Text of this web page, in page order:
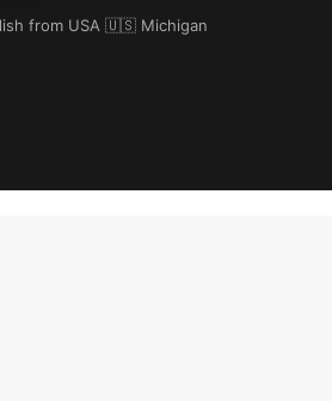
from USA 🇺🇸 Michigan